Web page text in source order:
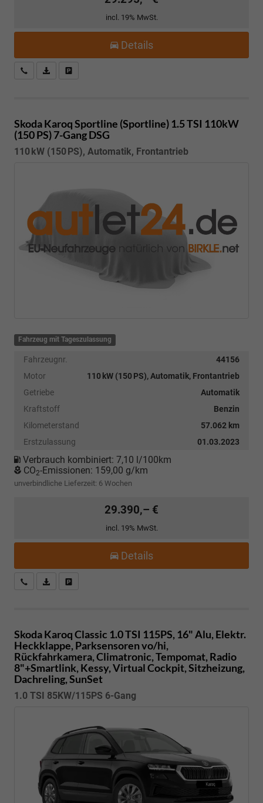
incl. 19% MwSt.
Details
Kostenloser Rückruf-Service
PDF-Datei, Fahrzeugexposé drucken
Skoda KaroqSportline (Sportline) 1.5 TSI 110kW
(150 PS) 7-Gang DSG
110 kW (150 PS), Automatik, Frontantrieb
Fahrzeug mit Tageszulassung
Fahrzeugnr.
44156
Motor
110 kW (150 PS), Automatik, Frontantrieb
Getriebe
Automatik
Kraftstoff
Benzin
Kilometerstand
57.062 km
Erstzulassung
01.03.2023
Verbrauch kombiniert: 7,10 l/100km
CO2-Emissionen: 159,00 g/km
unverbindliche Lieferzeit: 6 Wochen
29.390,– €
incl. 19% MwSt.
Details
Kostenloser Rückruf-Service
PDF-Datei, Fahrzeugexposé drucken
Skoda KaroqClassic 1.0 TSI 115PS, 16" Alu, Elektr.
Heckklappe, Parksensoren vo/hi,
Rückfahrkamera, Climatronic, Tempomat, Radio
8"+Smartlink, Kessy, Virtual Cockpit, Sitzheizung,
Dachreling, SunSet
1.0 TSI 85KW/115PS 6-Gang